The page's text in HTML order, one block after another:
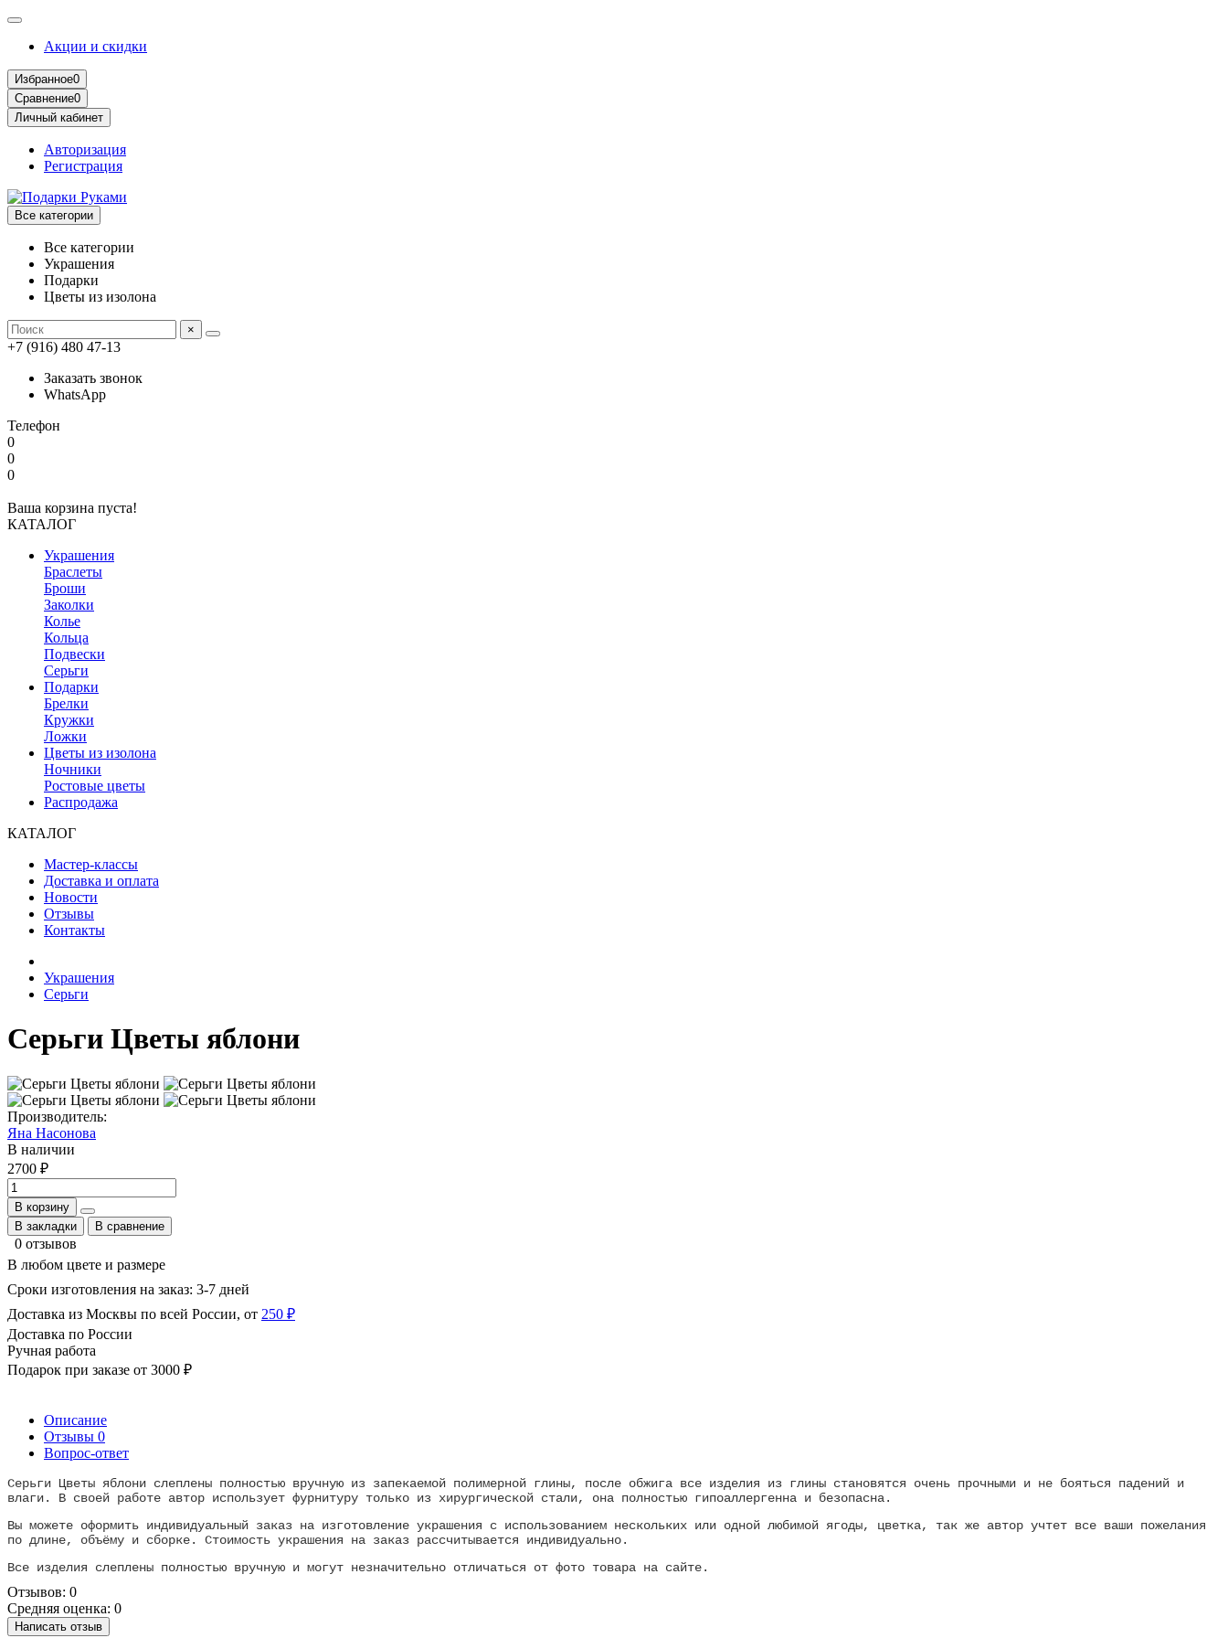
Акции и скидки
Избранное0
Сравнение0
Личный кабинет
Авторизация
Регистрация
Все категории
Все категории
Украшения
Подарки
Цветы из изолона
×
+7 (916) 480 47-13
Заказать звонок
WhatsApp
Телефон
0
0
0
Ваша корзина пуста!
КАТАЛОГ
Украшения
Браслеты
Броши
Заколки
Колье
Кольца
Подвески
Серьги
Подарки
Брелки
Кружки
Ложки
Цветы из изолона
Ночники
Ростовые цветы
Распродажа
КАТАЛОГ
Мастер-классы
Доставка и оплата
Новости
Отзывы
Контакты
Украшения
Серьги
Серьги Цветы яблони
Производитель:
Яна Насонова
В наличии
2700 ₽
В корзину
В закладки
В сравнение
0 отзывов
В любом цвете и размере
Сроки изготовления на заказ: 3-7 дней
Доставка из Москвы по всей России, от 250 ₽
Доставка по России
Ручная работа
Подарок при заказе от 3000 ₽
Описание
Отзывы 0
Вопрос-ответ
Серьги Цветы яблони слеплены полностью вручную из запекаемой полимерной глины, после обжига все изделия из глины становятся очень прочными и не бояться падений и
влаги. В своей работе автор использует фурнитуру только из хирургической стали, она полностью гипоаллергенна и безопасна.
Вы можете оформить индивидуальный заказ на изготовление украшения с использованием нескольких или одной любимой ягоды, цветка, так же автор учтет все ваши пожелания
по длине, объёму и сборке. Стоимость украшения на заказ рассчитывается индивидуально.
Все изделия слеплены полностью вручную и могут незначительно отличаться от фото товара на сайте.
Отзывов: 0
Средняя оценка: 0
Написать отзыв